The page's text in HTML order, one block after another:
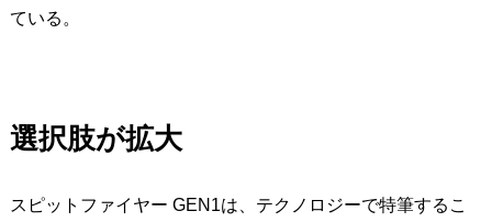
ている。
選択肢が拡大
スピットファイヤー GEN1は、テクノロジーで特筆するこ